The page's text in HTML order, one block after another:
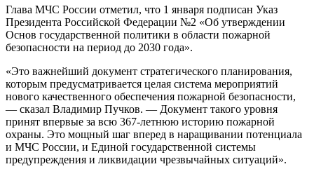
Глава МЧС России отметил, что 1 января подписан Указ
Президента Российской Федерации №2 «Об утверждении
Основ государственной политики в области пожарной
безопасности на период до 2030 года».
«Это важнейший документ стратегического планирования,
которым предусматривается целая система мероприятий
нового качественного обеспечения пожарной безопасности,
— сказал Владимир Пучков. — Документ такого уровня
принят впервые за всю 367-летнюю историю пожарной
охраны. Это мощный шаг вперед в наращивании потенциала
и МЧС России, и Единой государственной системы
предупреждения и ликвидации чрезвычайных ситуаций».